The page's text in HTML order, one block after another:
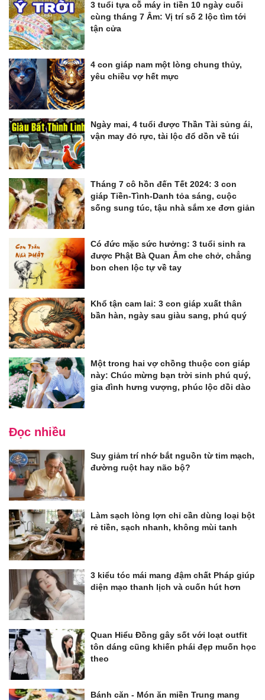
3 tuổi tựa cỗ máy in tiền 10 ngày cuối
cùng tháng 7 Âm: Vị trí số 2 lộc tìm tới
tận cửa
4 con giáp nam một lòng chung thủy,
yêu chiều vợ hết mực
Ngày mai, 4 tuổi được Thần Tài sủng ái,
vận may đỏ rực, tài lộc đổ dồn về túi
Tháng 7 cô hồn đến Tết 2024: 3 con
giáp Tiền-Tình-Danh tỏa sáng, cuộc
sống sung túc, tậu nhà sắm xe đơn giản
Có đức mặc sức hưởng: 3 tuổi sinh ra
được Phật Bà Quan Âm che chở, chẳng
bon chen lộc tự về tay
Khổ tận cam lai: 3 con giáp xuất thân
bần hàn, ngày sau giàu sang, phú quý
Một trong hai vợ chồng thuộc con giáp
này: Chúc mừng bạn trời sinh phú quý,
gia đình hưng vượng, phúc lộc dồi dào
Đọc nhiều
Suy giảm trí nhớ bắt nguồn từ tim mạch,
đường ruột hay não bộ?
Làm sạch lòng lợn chỉ cần dùng loại bột
rẻ tiền, sạch nhanh, không mùi tanh
3 kiểu tóc mái mang đậm chất Pháp giúp
diện mạo thanh lịch và cuốn hút hơn
Quan Hiểu Đồng gây sốt với loạt outfit
tôn dáng cũng khiến phái đẹp muốn học
theo
Bánh căn - Món ăn miền Trung mang